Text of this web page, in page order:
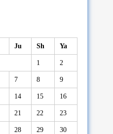
Ju Sh Ya
1 2
7 8 9
14 15 16
21 22 23
28 29 30